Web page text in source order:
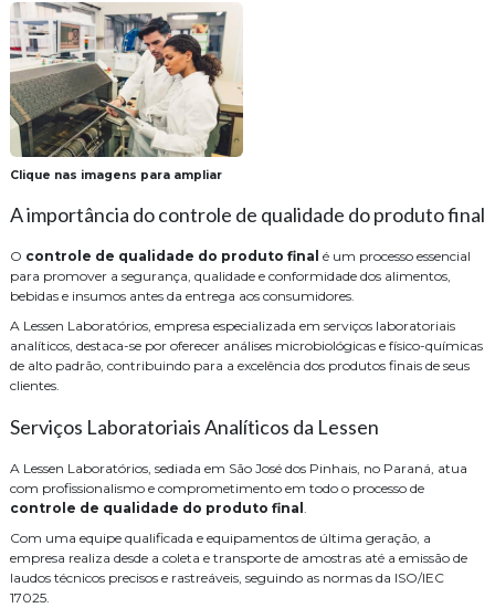
Clique nas imagens para ampliar
A importância do controle de qualidade do produto final
O controle de qualidade do produto final é um processo essencial
para promover a segurança, qualidade e conformidade dos alimentos,
bebidas e insumos antes da entrega aos consumidores.
A Lessen Laboratórios, empresa especializada em serviços laboratoriais
analíticos, destaca-se por oferecer análises microbiológicas e físico-químicas
de alto padrão, contribuindo para a excelência dos produtos finais de seus
clientes.
Serviços Laboratoriais Analíticos da Lessen
A Lessen Laboratórios, sediada em São José dos Pinhais, no Paraná, atua
com profissionalismo e comprometimento em todo o processo de
controle de qualidade do produto final .
Com uma equipe qualificada e equipamentos de última geração, a
empresa realiza desde a coleta e transporte de amostras até a emissão de
laudos técnicos precisos e rastreáveis, seguindo as normas da ISO/IEC
17025.